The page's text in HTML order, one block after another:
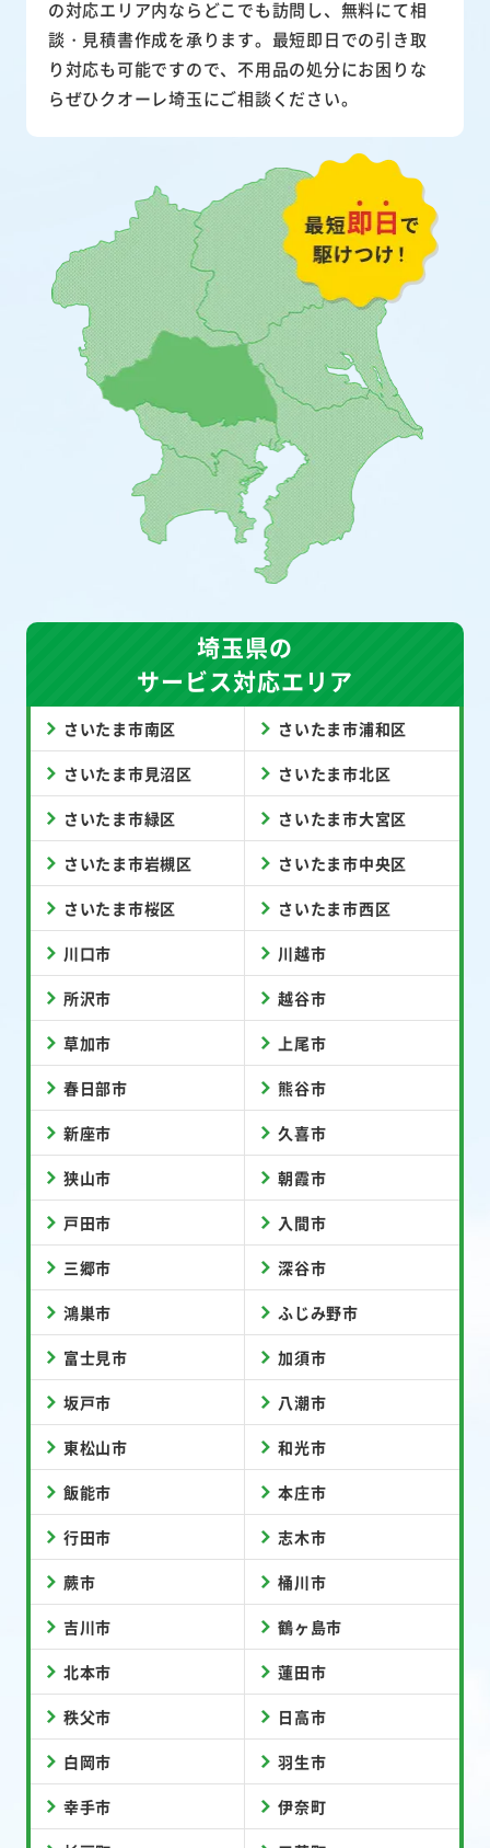
の対応エリア内ならどこでも訪問し、無料にて相
談・見積書作成を承ります。最短即日での引き取
り対応も可能ですので、不用品の処分にお困りな
らぜひクオーレ埼玉にご相談ください。
埼玉県の
サービス対応エリア
さいたま市南区 さいたま市浦和区
さいたま市見沼区 さいたま市北区
さいたま市緑区 さいたま市大宮区
さいたま市岩槻区 さいたま市中央区
さいたま市桜区 さいたま市西区
川口市 川越市
所沢市 越谷市
草加市 上尾市
春日部市 熊谷市
新座市 久喜市
狭山市 朝霞市
戸田市 入間市
三郷市 深谷市
鴻巣市 ふじみ野市
富士見市 加須市
坂戸市 八潮市
東松山市 和光市
飯能市 本庄市
行田市 志木市
蕨市 桶川市
吉川市 鶴ヶ島市
北本市 蓮田市
秩父市 日高市
白岡市 羽生市
幸手市 伊奈町